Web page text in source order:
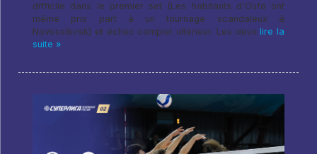
difficile dans le premier set (Les habitants d'Oufa ont
même pris part à un tournage scandaleux à
Novossibirsk) et échec complet ultérieur. Les deux lire la
suite »